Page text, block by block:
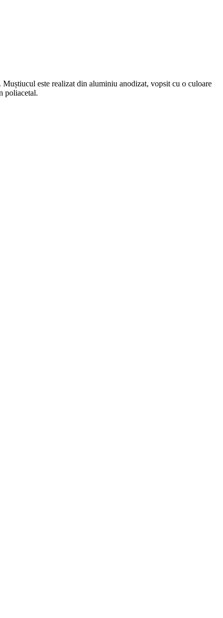
este realizat din aluminiu anodizat, vopsit cu o culoare
poliacetal.